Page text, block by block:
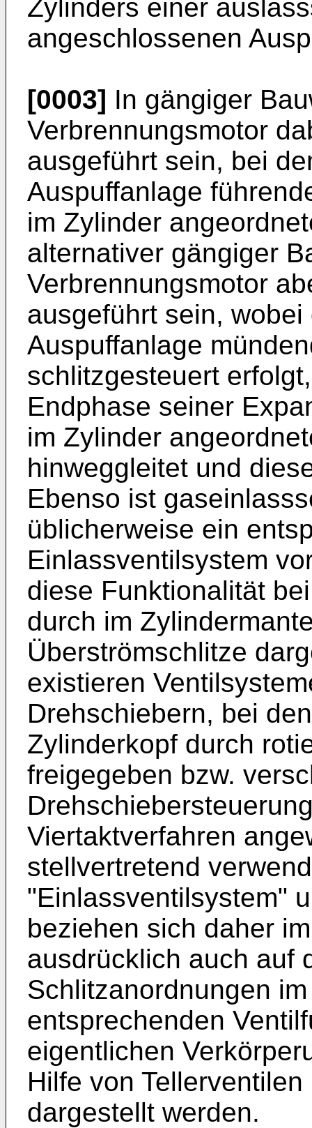
Zylinders einer
angeschlossenen
[0003] In gängiger
Verbrennungsmotor
ausgeführt sein, bei
Auspuffanlage
im Zylinder
alternativer gängiger
Verbrennungsmotor
ausgeführt sein,
Auspuffanlage
schlitzgesteuert
Endphase seiner
im Zylinder
hinweggleitet und
Ebenso ist
üblicherweise ein
Einlassventilsystem
diese Funktionalität
durch im
Überströmschlitze
existieren
Drehschiebern, bei
Zylinderkopf durch
freigegeben bzw.
Viertaktverfahren
stellvertretend
"Einlassventilsystem"
beziehen sich daher
ausdrücklich auch auf
Schlitzanordnungen
entsprechenden
eigentlichen
Hilfe von
dargestellt werden.